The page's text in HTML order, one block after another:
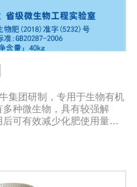
集团研制，专用于生物有机
种微生物，具有较强解
可有效减少化肥使用量；
生长，促进营养和水分吸
、系统防卫酶等多种物
、诱导系统抗性，具有显
品功能】1.抑制植物病原